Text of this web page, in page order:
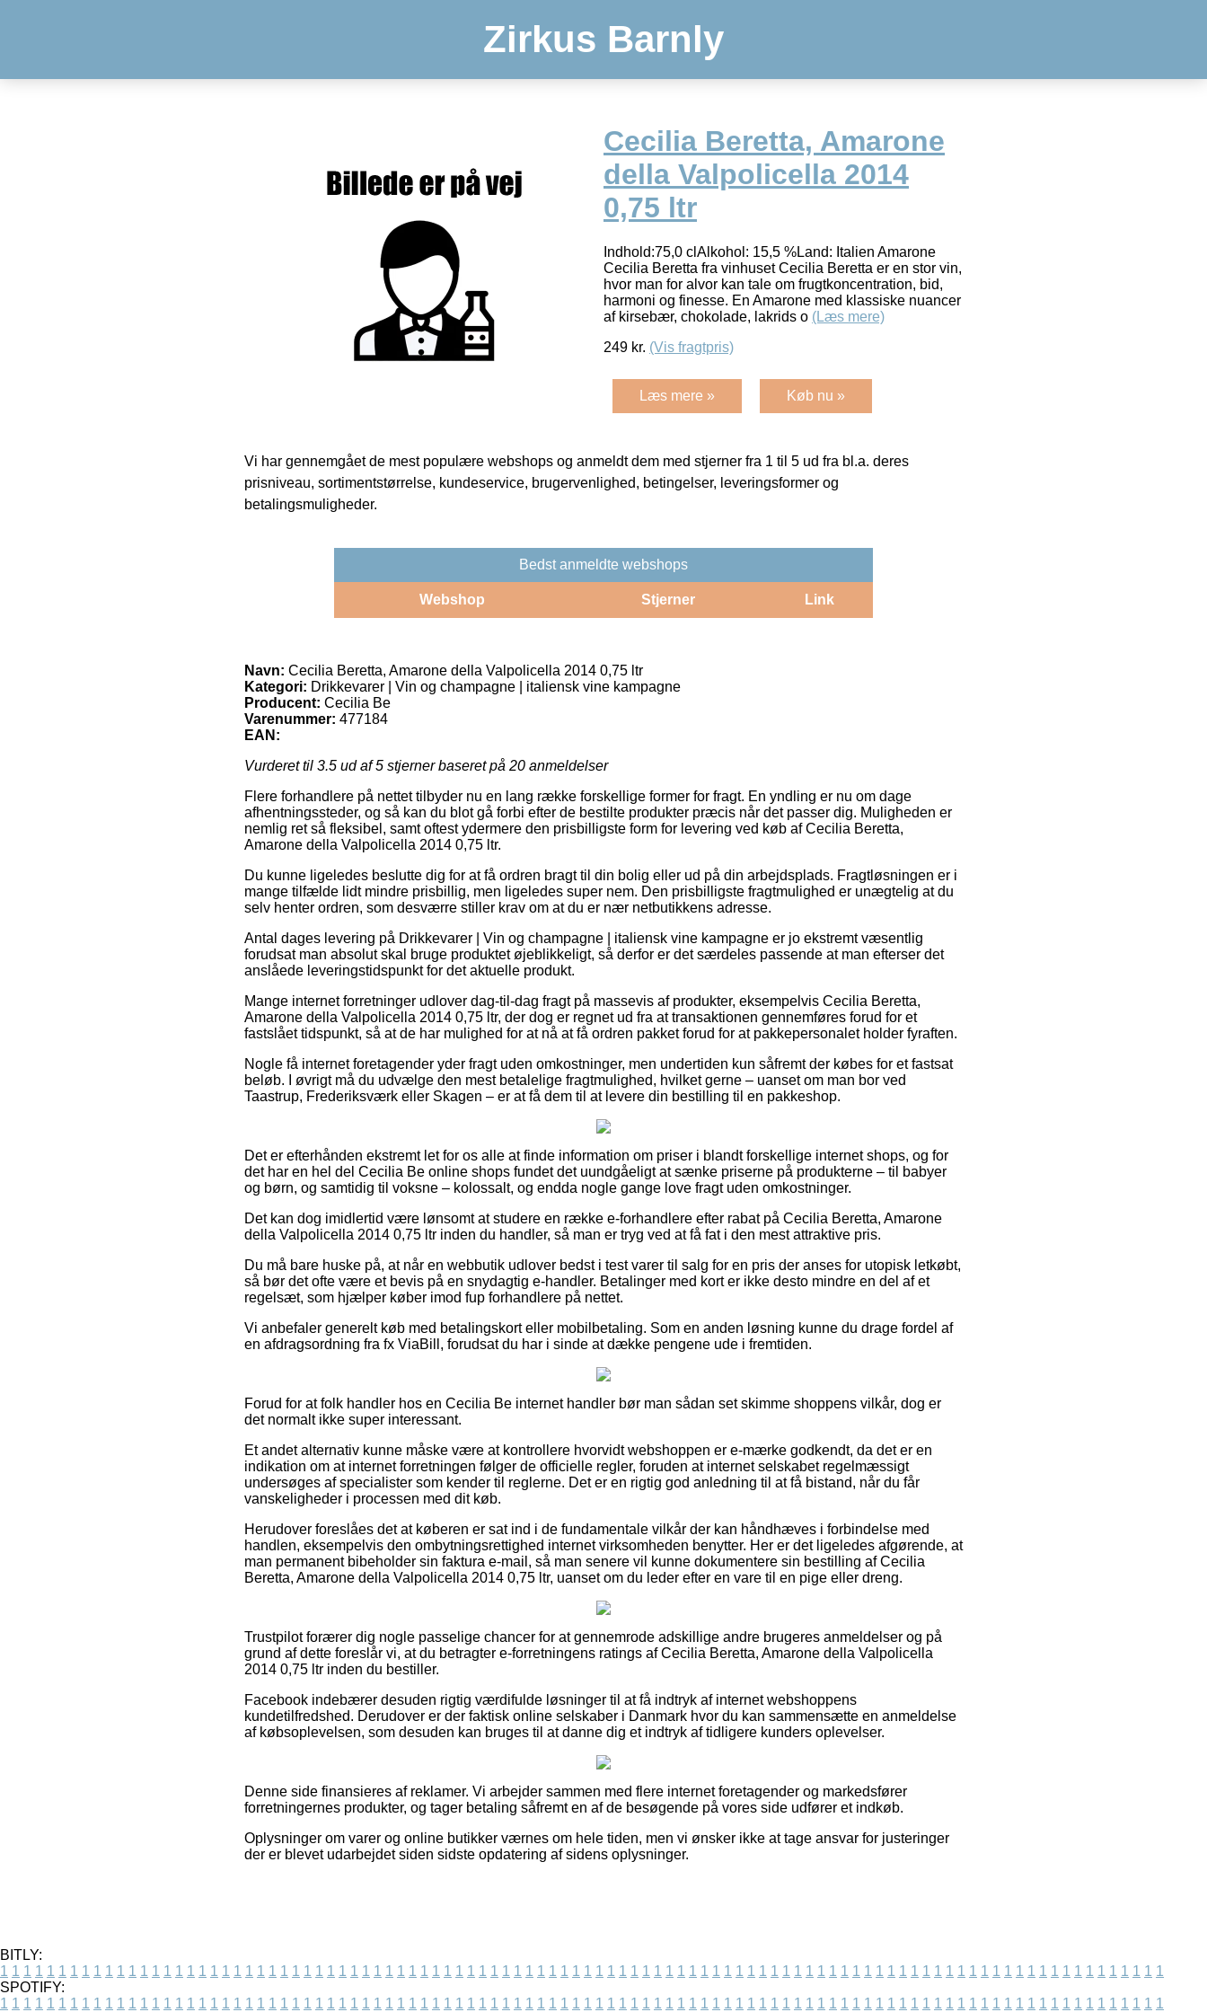
Zirkus Barnly
Cecilia Beretta, Amarone
della Valpolicella 2014
0,75 ltr
Indhold:75,0 clAlkohol: 15,5 %Land: Italien Amarone
Cecilia Beretta fra vinhuset Cecilia Beretta er en stor vin,
hvor man for alvor kan tale om frugtkoncentration, bid,
harmoni og finesse. En Amarone med klassiske nuancer
af kirsebær, chokolade, lakrids o (Læs mere)
249 kr. (Vis fragtpris)
Læs mere » Køb nu »
Vi har gennemgået de mest populære webshops og anmeldt dem med stjerner fra 1 til 5 ud fra bl.a. deres
prisniveau, sortimentstørrelse, kundeservice, brugervenlighed, betingelser, leveringsformer og
betalingsmuligheder.
Bedst anmeldte webshops
Webshop Stjerner Link
Navn: Cecilia Beretta, Amarone della Valpolicella 2014 0,75 ltr
Kategori: Drikkevarer | Vin og champagne | italiensk vine kampagne
Producent: Cecilia Be
Varenummer: 477184
EAN:
Vurderet til 3.5 ud af 5 stjerner baseret på 20 anmeldelser
Flere forhandlere på nettet tilbyder nu en lang række forskellige former for fragt. En yndling er nu om dage
afhentningssteder, og så kan du blot gå forbi efter de bestilte produkter præcis når det passer dig. Muligheden er
nemlig ret så fleksibel, samt oftest ydermere den prisbilligste form for levering ved køb af Cecilia Beretta,
Amarone della Valpolicella 2014 0,75 ltr.
Du kunne ligeledes beslutte dig for at få ordren bragt til din bolig eller ud på din arbejdsplads. Fragtløsningen er i
mange tilfælde lidt mindre prisbillig, men ligeledes super nem. Den prisbilligste fragtmulighed er unægtelig at du
selv henter ordren, som desværre stiller krav om at du er nær netbutikkens adresse.
Antal dages levering på Drikkevarer | Vin og champagne | italiensk vine kampagne er jo ekstremt væsentlig
forudsat man absolut skal bruge produktet øjeblikkeligt, så derfor er det særdeles passende at man efterser det
anslåede leveringstidspunkt for det aktuelle produkt.
Mange internet forretninger udlover dag-til-dag fragt på massevis af produkter, eksempelvis Cecilia Beretta,
Amarone della Valpolicella 2014 0,75 ltr, der dog er regnet ud fra at transaktionen gennemføres forud for et
fastslået tidspunkt, så at de har mulighed for at nå at få ordren pakket forud for at pakkepersonalet holder fyraften.
Nogle få internet foretagender yder fragt uden omkostninger, men undertiden kun såfremt der købes for et fastsat
beløb. I øvrigt må du udvælge den mest betalelige fragtmulighed, hvilket gerne – uanset om man bor ved
Taastrup, Frederiksværk eller Skagen – er at få dem til at levere din bestilling til en pakkeshop.
Det er efterhånden ekstremt let for os alle at finde information om priser i blandt forskellige internet shops, og for
det har en hel del Cecilia Be online shops fundet det uundgåeligt at sænke priserne på produkterne – til babyer
og børn, og samtidig til voksne – kolossalt, og endda nogle gange love fragt uden omkostninger.
Det kan dog imidlertid være lønsomt at studere en række e-forhandlere efter rabat på Cecilia Beretta, Amarone
della Valpolicella 2014 0,75 ltr inden du handler, så man er tryg ved at få fat i den mest attraktive pris.
Du må bare huske på, at når en webbutik udlover bedst i test varer til salg for en pris der anses for utopisk letkøbt,
så bør det ofte være et bevis på en snydagtig e-handler. Betalinger med kort er ikke desto mindre en del af et
regelsæt, som hjælper køber imod fup forhandlere på nettet.
Vi anbefaler generelt køb med betalingskort eller mobilbetaling. Som en anden løsning kunne du drage fordel af
en afdragsordning fra fx ViaBill, forudsat du har i sinde at dække pengene ude i fremtiden.
Forud for at folk handler hos en Cecilia Be internet handler bør man sådan set skimme shoppens vilkår, dog er
det normalt ikke super interessant.
Et andet alternativ kunne måske være at kontrollere hvorvidt webshoppen er e-mærke godkendt, da det er en
indikation om at internet forretningen følger de officielle regler, foruden at internet selskabet regelmæssigt
undersøges af specialister som kender til reglerne. Det er en rigtig god anledning til at få bistand, når du får
vanskeligheder i processen med dit køb.
Herudover foreslåes det at køberen er sat ind i de fundamentale vilkår der kan håndhæves i forbindelse med
handlen, eksempelvis den ombytningsrettighed internet virksomheden benytter. Her er det ligeledes afgørende, at
man permanent bibeholder sin faktura e-mail, så man senere vil kunne dokumentere sin bestilling af Cecilia
Beretta, Amarone della Valpolicella 2014 0,75 ltr, uanset om du leder efter en vare til en pige eller dreng.
Trustpilot forærer dig nogle passelige chancer for at gennemrode adskillige andre brugeres anmeldelser og på
grund af dette foreslår vi, at du betragter e-forretningens ratings af Cecilia Beretta, Amarone della Valpolicella
2014 0,75 ltr inden du bestiller.
Facebook indebærer desuden rigtig værdifulde løsninger til at få indtryk af internet webshoppens
kundetilfredshed. Derudover er der faktisk online selskaber i Danmark hvor du kan sammensætte en anmeldelse
af købsoplevelsen, som desuden kan bruges til at danne dig et indtryk af tidligere kunders oplevelser.
Denne side finansieres af reklamer. Vi arbejder sammen med flere internet foretagender og markedsfører
forretningernes produkter, og tager betaling såfremt en af de besøgende på vores side udfører et indkøb.
Oplysninger om varer og online butikker værnes om hele tiden, men vi ønsker ikke at tage ansvar for justeringer
der er blevet udarbejdet siden sidste opdatering af sidens oplysninger.
BITLY:
1 1 1 1 1 1 1 1 1 1 1 1 1 1 1 1 1 1 1 1 1 1 1 1 1 1 1 1 1 1 1 1 1 1 1 1 1 1 1 1 1 1 1 1 1 1 1 1 1 1 1 1 1 1 1 1 1 1 1 1 1 1 1 1 1 1 1 1 1 1 1 1 1 1 1 1 1 1 1 1 1 1 1 1 1 1 1 1 1 1 1 1 1 1 1 1 1 1 1 1
SPOTIFY:
1 1 1 1 1 1 1 1 1 1 1 1 1 1 1 1 1 1 1 1 1 1 1 1 1 1 1 1 1 1 1 1 1 1 1 1 1 1 1 1 1 1 1 1 1 1 1 1 1 1 1 1 1 1 1 1 1 1 1 1 1 1 1 1 1 1 1 1 1 1 1 1 1 1 1 1 1 1 1 1 1 1 1 1 1 1 1 1 1 1 1 1 1 1 1 1 1 1 1 1